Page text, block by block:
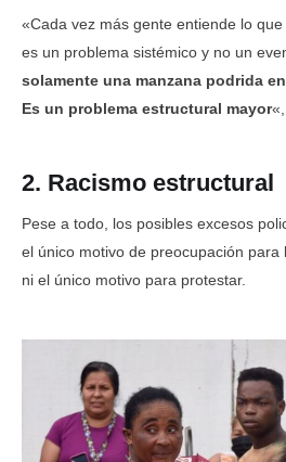
«Cada vez más gente entiende lo
es un problema sistémico y no un
solamente una manzana podrida
Es un problema estructural mayor
2. Racismo estructural
Pese a todo, los posibles excesos
el único motivo de preocupación
ni el único motivo para protestar.